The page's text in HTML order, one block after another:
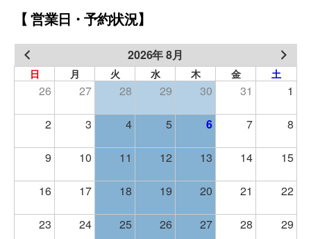
【 営業日・予約状況】
2026年 8月
日 月 火 水 木 金 土
26 27 28 29 30 31 1
2 3 4 5 6 7 8
9 10 11 12 13 14 15
16 17 18 19 20 21 22
23 24 25 26 27 28 29